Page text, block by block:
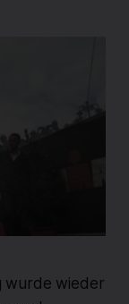
wurde wieder